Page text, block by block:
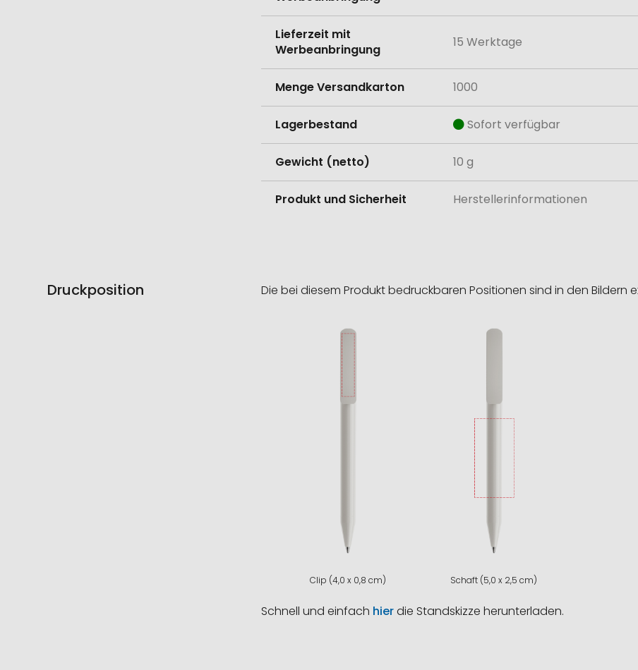
Lieferzeit mit
Werbeanbringung
15 Werktage
Menge Versandkarton 1000
Lagerbestand Sofort verfügbar
Gewicht (netto) 10 g
Produkt und Sicherheit Herstellerinformationen
Druckposition Die bei diesem Produkt bedruckbaren Positionen sind in den Bildern
Clip (4,0 x 0,8 cm) Schaft (5,0 x 2,5 cm)
Schnell und einfach hierdie Standskizze herunterladen.